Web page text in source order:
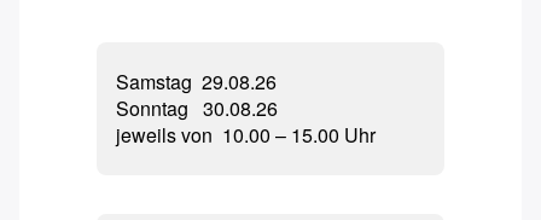
Beckenbodengymnastik
Lasertherapie
Samstag 29.08.26
Sonntag 30.08.26
jeweils von 10.00 – 15.00 Uhr